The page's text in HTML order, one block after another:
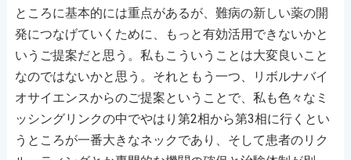
ところに基本的には重点があるが、難病の新しい薬の開
発につなげていくために、もっと有効活用できないかと
いうご提案だと思う。私もこういうことは大変良いこと
なのではないかと思う。それともう一つ、リボルナバイ
オサイエンスからのご提案ということで、私も色々なミ
ッシングリンクの中でやはり第2相から第3相に行くとい
うところが一番大きなネックであり、そして患者のリク